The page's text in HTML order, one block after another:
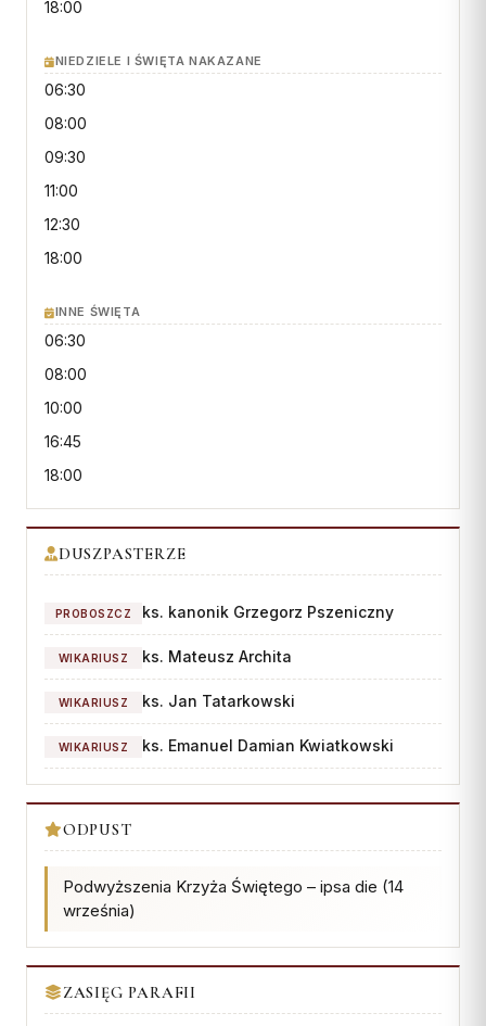
KURIA
Kuria Diecezjalna
Wydziały
Sąd Biskupi
CENTRUM MEDIALNE
Biuro
Współpraca
Redakcja
Archiwum
Współpraca
KONTAKT
Dane kurii
Kalendarz liturgiczny
Świeckich
Skauci Króla
Bractwo św. Józefa
18:00
NIEDZIELE I ŚWIĘTA NAKAZANE
06:30
08:00
09:30
11:00
12:30
18:00
INNE ŚWIĘTA
06:30
08:00
10:00
16:45
18:00
DUSZPASTERZE
PROBOSZCZ ks. kanonik Grzegorz Pszeniczny
WIKARIUSZ ks. Mateusz Archita
WIKARIUSZ ks. Jan Tatarkowski
WIKARIUSZ ks. Emanuel Damian Kwiatkowski
ODPUST
Podwyższenia Krzyża Świętego – ipsa die (14
września)
ZASIĘG PARAFII